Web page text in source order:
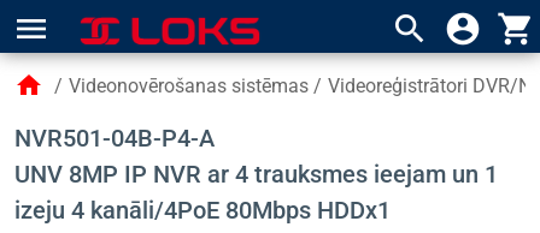
menu search account_circle shopping_cart
home / Videonovērošanas sistēmas / Videoreģistrātori DVR/
NVR501-04B-P4-A
UNV 8MP IP NVR ar 4 trauksmes ieejam un 1
izeju 4 kanāli/4PoE 80Mbps HDDx1